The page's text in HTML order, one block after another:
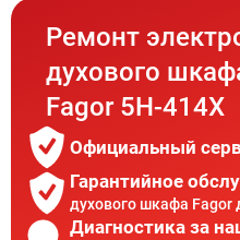
Ремонт
духового
Fagor 5H-414X
Официальный
Гарантийное
духового шкафа Fagor
Диагностика за